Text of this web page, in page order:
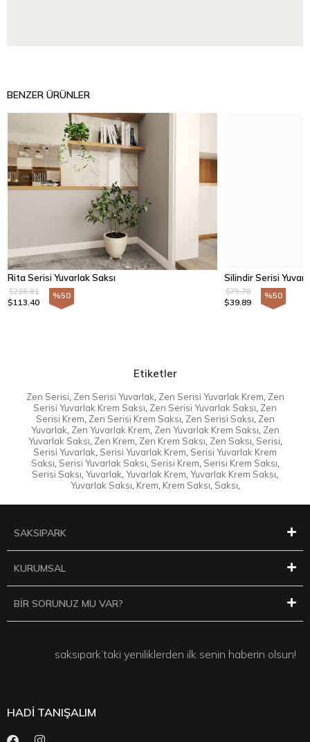
BENZER ÜRÜNLER
Rita Serisi Yuvarlak Saksı
%50
$113.40
$226.81
Silindir Serisi
%50
$39.89
$79.78
Etiketler
Zen Serisi Zen Serisi Yuvarlak Zen Serisi Yuvarlak Krem Zen
Serisi Yuvarlak Krem Saksı Zen Serisi Yuvarlak Saksı Zen
Serisi Krem Zen Serisi Krem Saksı Zen Serisi Saksı Zen
Yuvarlak Zen Yuvarlak Krem Zen Yuvarlak Krem Saksı Zen
Yuvarlak Saksı Zen Krem Zen Krem Saksı Zen Saksı Serisi
Serisi Yuvarlak Serisi Yuvarlak Krem Serisi Yuvarlak Krem
Saksı Serisi Yuvarlak Saksı Serisi Krem Serisi Krem Saksı
Serisi Saksı Yuvarlak Yuvarlak Krem Yuvarlak Krem Saksı
Yuvarlak Saksı Krem Krem Saksı Saksı
SAKSIPARK
KURUMSAL
BİR SORUNUZ MU VAR?
saksıpark’taki yeniliklerden ilk senin haberin olsun!
HADİ TANIŞALIM